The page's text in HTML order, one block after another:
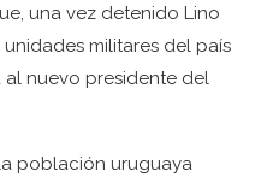
una vez detenido Lino
militares del país
nuevo presidente del
población uruguaya